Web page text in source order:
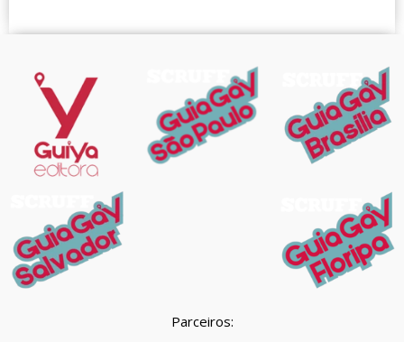
Parceiros: